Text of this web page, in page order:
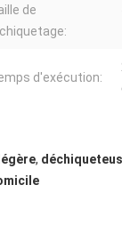
de
d'exécution:
,